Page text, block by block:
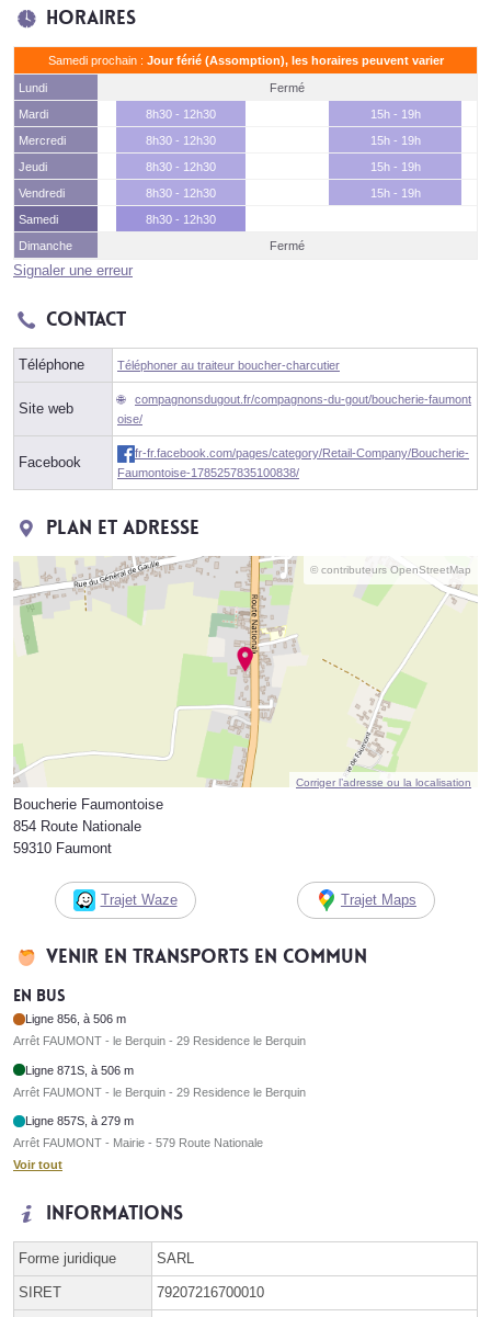
Horaires
Samedi prochain : Jour férié (Assomption), les horaires peuvent varier
Lundi
Fermé
Mardi
8h30 - 12h30
15h - 19h
Mercredi
8h30 - 12h30
15h - 19h
Jeudi
8h30 - 12h30
15h - 19h
Vendredi
8h30 - 12h30
15h - 19h
Samedi
8h30 - 12h30
Dimanche
Fermé
Signaler une erreur
Contact
Téléphone Téléphoner au traiteur boucher-charcutier
Site web
compagnonsdugout.fr/compagnons-du-gout/boucherie-faumont
oise/
Facebook
fr-fr.facebook.com/pages/category/Retail-Company/Boucherie-
Faumontoise-1785257835100838/
Plan et adresse
© contributeurs OpenStreetMap
Corriger l’adresse ou la localisation
Boucherie Faumontoise
854 Route Nationale
59310 Faumont
Trajet Waze Trajet Maps
Venir en transports en commun
En bus
Ligne 856, à 506 m
Arrêt FAUMONT - le Berquin - 29 Residence le Berquin
Ligne 871S, à 506 m
Arrêt FAUMONT - le Berquin - 29 Residence le Berquin
Ligne 857S, à 279 m
Arrêt FAUMONT - Mairie - 579 Route Nationale
Voir tout
Informations
Forme juridique SARL
SIRET 79207216700010